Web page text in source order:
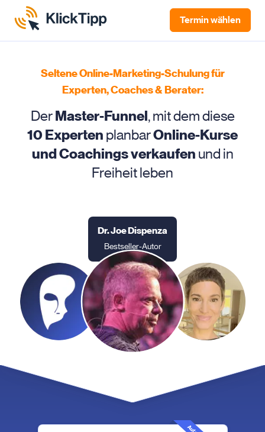
Terminwählen
Seltene Online-Marketing-Schulung für
Experten, Coaches & Berater:
DerMaster-Funnel, mit dem diese
10 Experten planbarOnline-Kurse
und Coachings verkaufen und in
Freiheit leben
Dr. Joe Dispenza
Bestseller-Autor